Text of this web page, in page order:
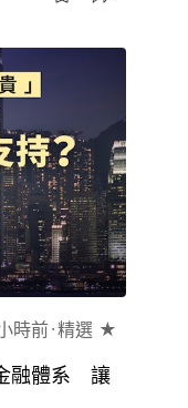
時前 精選 ★
融體系 讓